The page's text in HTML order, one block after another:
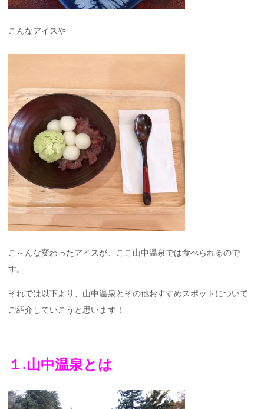
こんなアイスや
こ～んな変わったアイスが、ここ山中温泉では食べられるので
す。
それでは以下より、山中温泉とその他おすすめスポットについて
ご紹介していこうと思います！
１.山中温泉とは